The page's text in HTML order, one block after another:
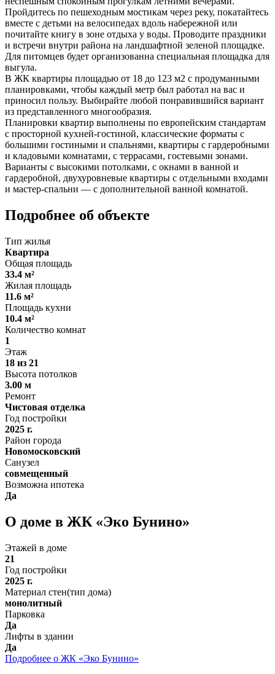
Пройдитесь по пешеходным мостикам через реку, покатайтесь
вместе с детьми на велосипедах вдоль набережной или
почитайте книгу в зоне отдыха у воды. Проводите праздники
и встречи внутри района на ландшафтной зеленой площадке.
Для питомцев будет организованна специальная площадка для
выгула.
В ЖК квартиры площадью от 18 до 123 м2 с продуманными
планировками, чтобы каждый метр был работал на вас и
приносил пользу. Выбирайте любой понравившийся вариант
из представленного многообразия.
Планировки квартир выполнены по европейским стандартам
с просторной кухней-гостиной, классические форматы с
большими гостиными и спальнями, квартиры с гардеробными
и кладовыми комнатами, с террасами, гостевыми зонами.
Варианты с высокими потолками, с окнами в ванной и
гардеробной, двухуровневые квартиры с отдельными входами
и мастер-спальни — с дополнительной ванной комнатой.
Подробнее об объекте
Тип жилья
Квартира
Общая площадь
33.4 м²
Жилая площадь
11.6 м²
Площадь кухни
10.4 м²
Количество комнат
1
Этаж
18 из 21
Высота потолков
3.00 м
Ремонт
Чистовая отделка
Год постройки
2025 г.
Район города
Новомосковский
Санузел
совмещенный
Возможна ипотека
Да
О доме в ЖК «Эко Бунино»
Этажей в доме
21
Год постройки
2025 г.
Материал стен(тип дома)
монолитный
Парковка
Да
Лифты в здании
Да
Подробнее о ЖК «Эко Бунино»